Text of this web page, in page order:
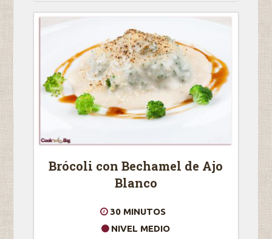
Brócoli con Bechamel de Ajo
Blanco
30 MINUTOS
NIVEL MEDIO